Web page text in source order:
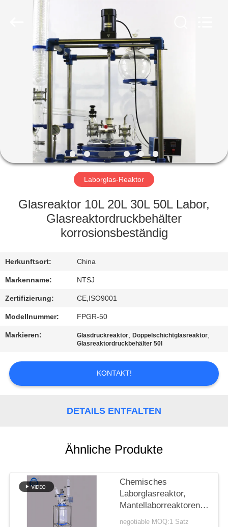
HAUS
PRODUKTE
ÜBER
FABRIK-
QUALITÄTSKONTROLLE
SIE
MIT
UNS
IN
VERBINDUNG
NACHRICHTEN
SITEMAP
DATENSCHUTZRICHTLINIE
Laborglas-Reaktor
Glasreaktor 10L 20L 30L 50L Labor,
Glasreaktordruckbehälter
korrosionsbeständig
Herkunftsort: China
Markenname: NTSJ
Zertifizierung: CE,ISO9001
Modellnummer: FPGR-50
Markieren: Glasdruckreaktor,Doppelschichtglasreaktor,
Glasreaktordruckbehälter 50l
KONTAKT!
DETAILS ENTFALTEN
Ähnliche Produkte
Chemisches
Laborglasreaktor,
Mantellaborreaktoren
20L 50L 100L 200L
negotiable MOQ:1 Satz